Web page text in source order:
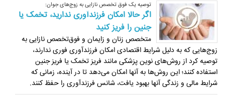
توصیه یک فوق‌ تخصص نازایی به زوج‌های جوان:
اگر حالا امکان فرزندآوری ندارید، تخمک یا
جنین را فریز کنید
متخصص زنان و زایمان و فوق‌تخصص نازایی به
زوج‌هایی که به دلیل شرایط اقتصادی امکان فرزندآوری فوری ندارند،
توصیه کرد از روش‌های نوین پزشکی مانند فریز تخمک یا فریز جنین
استفاده کنند؛ این روش‌ها به آنها امکان می‌دهد تا در آینده، زمانی که
شرایط مالی و زندگی‌ آنها بهبود یافت، شانس فرزندآوری را حفظ کنند.